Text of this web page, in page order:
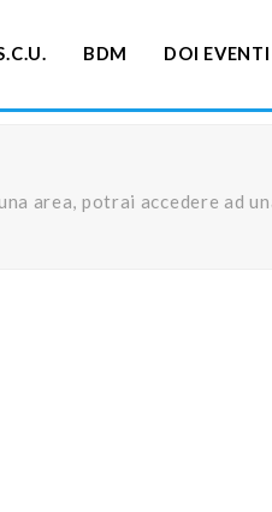
BDM DOI EVENTI
area, potrai accedere ad